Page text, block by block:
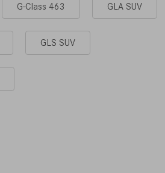
G-Сlass 463 GLA SUV
GLS SUV